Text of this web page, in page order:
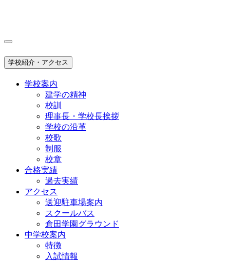
学校紹介・アクセス
学校案内
建学の精神
校訓
理事長・学校長挨拶
学校の沿革
校歌
制服
校章
合格実績
過去実績
アクセス
送迎駐車場案内
スクールバス
倉田学園グラウンド
中学校案内
特徴
入試情報